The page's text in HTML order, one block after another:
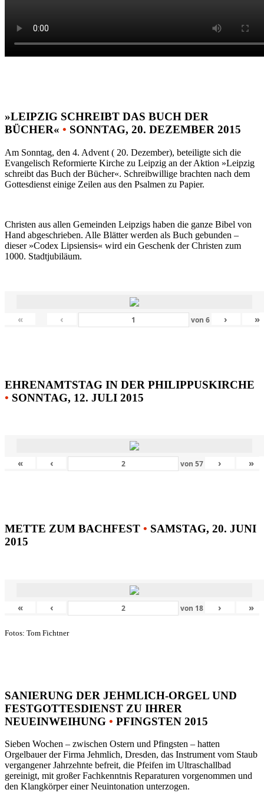
»LEIPZIG SCHREIBT DAS BUCH DER
BÜCHER« • SONNTAG, 20. DEZEMBER 2015
Am Sonntag, den 4. Advent ( 20. Dezember), beteiligte sich die
Evangelisch Reformierte Kirche zu Leipzig an der Aktion »Leipzig
schreibt das Buch der Bücher«. Schreibwillige brachten nach dem
Gottesdienst einige Zeilen aus den Psalmen zu Papier.
Christen aus allen Gemeinden Leipzigs haben die ganze Bibel von
Hand abgeschrieben. Alle Blätter werden als Buch gebunden –
dieser »Codex Lipsiensis« wird ein Geschenk der Christen zum
1000. Stadtjubiläum.
« ‹ von 6 › »
EHRENAMTSTAG IN DER PHILIPPUSKIRCHE
• SONNTAG, 12. JULI 2015
« ‹ von57 › »
METTE ZUM BACHFEST • SAMSTAG, 20. JUNI
2015
« ‹ von 18 › »
Fotos: Tom Fichtner
SANIERUNG DER JEHMLICH-ORGEL UND
FESTGOTTESDIENST ZU IHRER
NEUEINWEIHUNG • PFINGSTEN 2015
Sieben Wochen – zwischen Ostern und Pfingsten – hatten
Orgelbauer der Firma Jehmlich, Dresden, das Instrument vom Staub
vergangener Jahrzehnte befreit, die Pfeifen im Ultraschallbad
gereinigt, mit großer Fachkenntnis Reparaturen vorgenommen und
den Klangkörper einer Neuintonation unterzogen.